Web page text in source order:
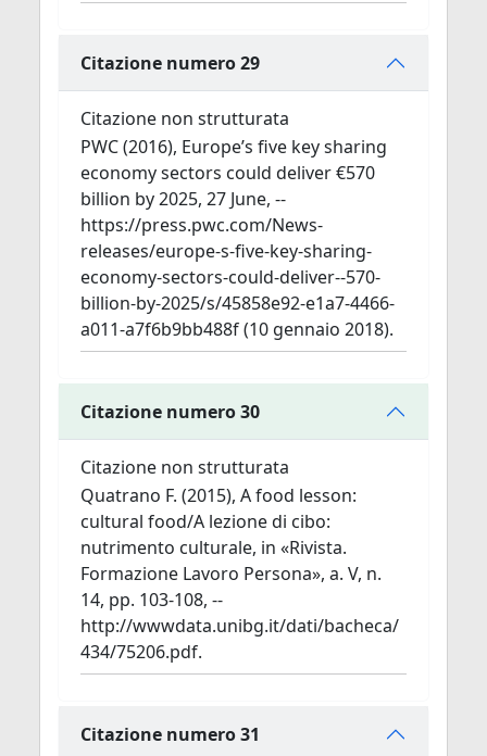
Citazione numero 29
Citazione non strutturata
PWC (2016), Europe’s five key sharing
economy sectors could deliver €570
billion by 2025, 27 June, --
https://press.pwc.com/News-
releases/europe-s-five-key-sharing-
economy-sectors-could-deliver--570-
billion-by-2025/s/45858e92-e1a7-4466-
a011-a7f6b9bb488f (10 gennaio 2018).
Citazione numero 30
Citazione non strutturata
Quatrano F. (2015), A food lesson:
cultural food/A lezione di cibo:
nutrimento culturale, in «Rivista.
Formazione Lavoro Persona», a. V, n.
14, pp. 103-108, --
http://wwwdata.unibg.it/dati/bacheca/
434/75206.pdf.
Citazione numero 31